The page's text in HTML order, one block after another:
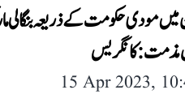
مودی حکومت کے ذریعہ بنگالی
مذمت: کانگریس
15 Apr 2023,